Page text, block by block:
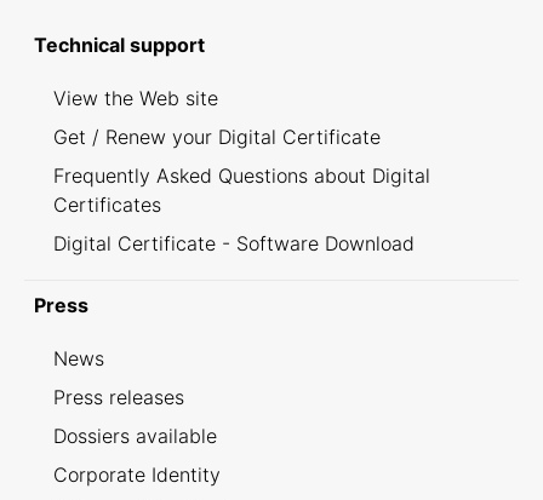
Technical support
View the Web site
Get / Renew your Digital Certificate
Frequently Asked Questions about Digital
Certificates
Digital Certificate - Software Download
Press
News
Press releases
Dossiers available
Corporate Identity